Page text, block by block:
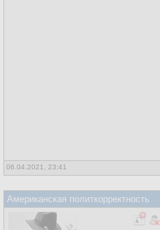
06.04.2021, 23:41
Американская политкорректность